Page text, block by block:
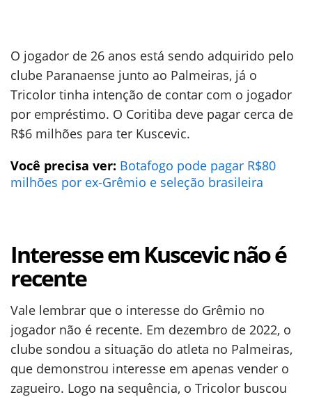
O jogador de 26 anos está sendo adquirido pelo
clube Paranaense junto ao Palmeiras, já o
Tricolor tinha intenção de contar com o jogador
por empréstimo. O Coritiba deve pagar cerca de
R$6 milhões para ter Kuscevic.
Você precisa ver: Botafogo pode pagar R$80
milhões por ex-Grêmio e seleção brasileira
Interesse em Kuscevic não é
recente
Vale lembrar que o interesse do Grêmio no
jogador não é recente. Em dezembro de 2022, o
clube sondou a situação do atleta no Palmeiras,
que demonstrou interesse em apenas vender o
zagueiro. Logo na sequência, o Tricolor buscou